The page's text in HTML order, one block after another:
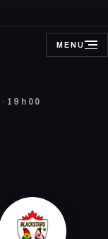
MENU
OUVRIR
LE
· 19h00